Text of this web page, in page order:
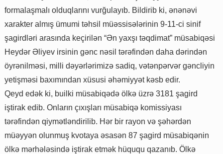
formalaşmalı olduqlarını vurğulayıb. Bildirib ki, ənənəvi
xarakter almış ümumi təhsil müəssisələrinin 9-11-ci sinif
şagirdləri arasında keçirilən “Ən yaxşı təqdimat” müsabiqəsi
Heydər Əliyev irsinin gənc nəsil tərəfindən daha dərindən
öyrənilməsi, milli dəyərlərimizə sadiq, vətənpərvər gəncliyin
yetişməsi baxımından xüsusi əhəmiyyət kəsb edir.
Qeyd edək ki, builki müsabiqədə ölkə üzrə 3181 şagird
iştirak edib. Onların çıxışları müsabiqə komissiyası
tərəfindən qiymətləndirilib. Hər bir rayon və şəhərdən
müəyyən olunmuş kvotaya əsasən 87 şagird müsabiqənin
ölkə mərhələsində iştirak etmək hüququ qazanıb. Ölkə